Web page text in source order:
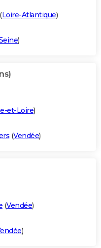
(Loire-Atlantique)
)
et-Loire)
(Vendée)
(Vendée)
)